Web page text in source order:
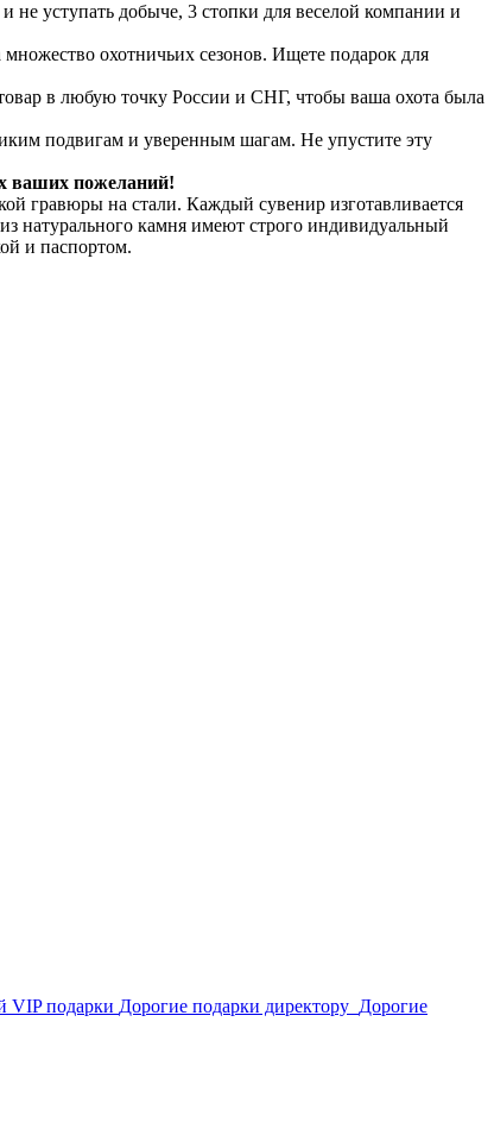
уступать добыче, 3 стопки для веселой компании и
охотничьих сезонов. Ищете подарок для
в любую точку России и СНГ, чтобы ваша охота была
подвигам и уверенным шагам. Не упустите эту
ваших пожеланий!
гравюры на стали. Каждый сувенир изготавливается
натурального камня имеют строго индивидуальный
и паспортом.
VIP подарки Дорогие подарки директору Дорогие